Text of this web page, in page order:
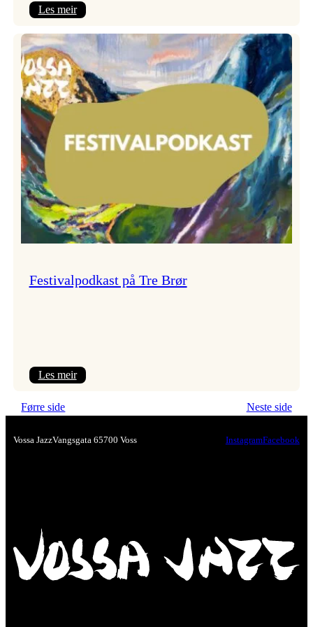
Les meir:
Jazz
x
Kvestad
sideri
Festivalpodkast på Tre Brør
Les meir:
Brør
Førre side Neste side
Vossa JazzVangsgata 65700 Voss InstagramFacebook